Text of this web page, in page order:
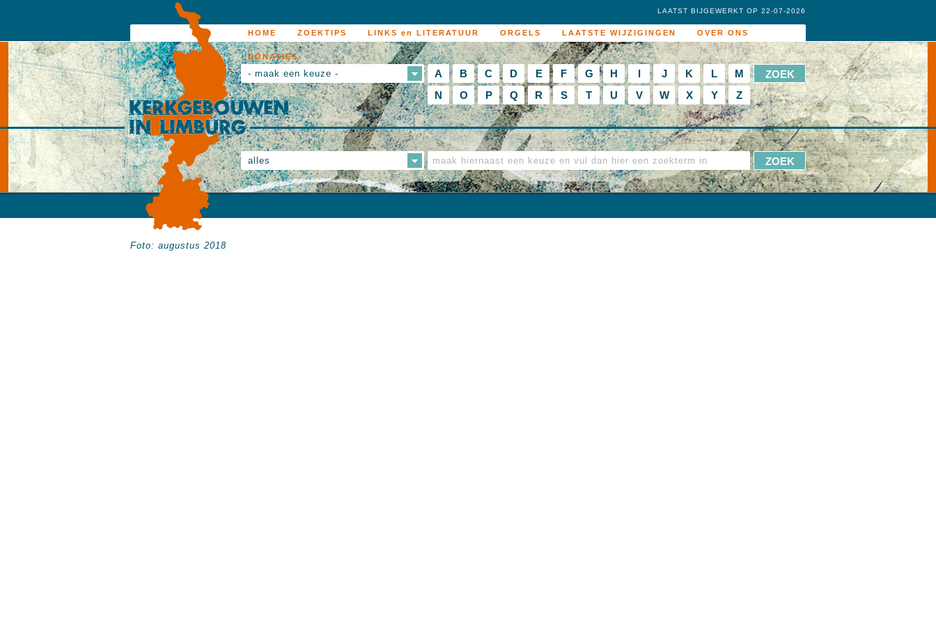
HOME ZOEKTIPS LINKS en LITERATUUR ORGELS LAATSTE WIJZIGINGEN OVER ONS
DONATIES
LAATST BIJGEWERKT OP 22-07-2026
- maak een keuze - A B C D E F G H I J K L
M
N
O P Q R S T U V W X Y Z
alles
Foto: augustus 2018